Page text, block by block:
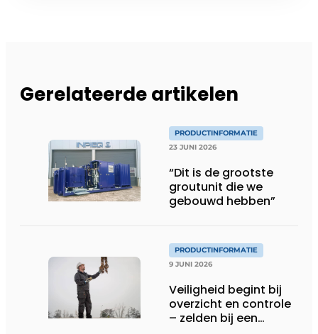
Gerelateerde artikelen
PRODUCTINFORMATIE
23 JUNI 2026
“Dit is de grootste
groutunit die we
gebouwd hebben”
PRODUCTINFORMATIE
9 JUNI 2026
Veiligheid begint bij
overzicht en controle
– zelden bij een